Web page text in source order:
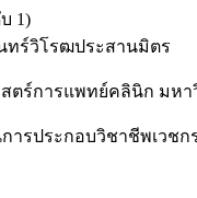
1)
ร์วิโรฒประสานมิตร
ตร์การแพทย์คลินิก มหา
รประกอบวิชาชีพเวชก